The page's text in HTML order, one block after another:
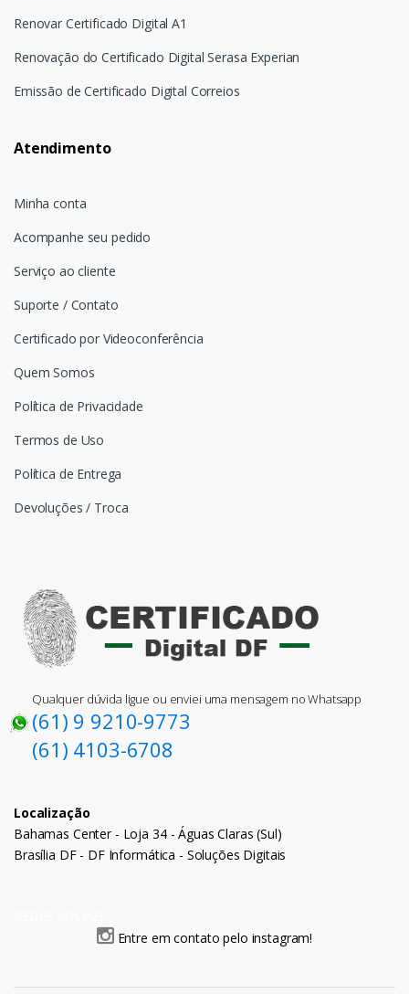
Renovar Certificado Digital A1
Renovação do Certificado Digital Serasa Experian
Emissão de Certificado Digital Correios
Atendimento
Minha conta
Acompanhe seu pedido
Serviço ao cliente
Suporte / Contato
Certificado por Videoconferência
Quem Somos
Política de Privacidade
Termos de Uso
Política de Entrega
Devoluções / Troca
Qualquer dúvida ligue ou enviei uma mensagem no Whatsapp
(61) 9 9210-9773
(61) 4103-6708
Localização
Bahamas Center - Loja 34 - Águas Claras (Sul)
Brasília DF - DF Informática - Soluções Digitais
Entre em contato pelo instagram!